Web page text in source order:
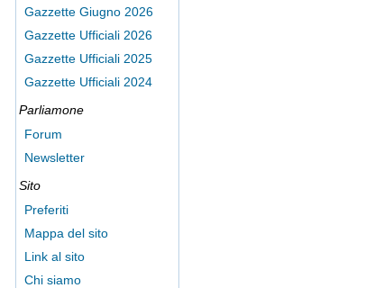
Gazzette Giugno 2026
Gazzette Ufficiali 2026
Gazzette Ufficiali 2025
Gazzette Ufficiali 2024
Parliamone
Forum
Newsletter
Sito
Preferiti
Mappa del sito
Link al sito
Chi siamo